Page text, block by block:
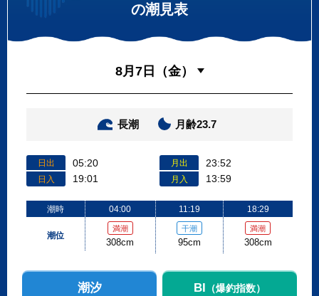
の潮見表
長潮 月齢23.7
日出 05:20
日入 19:01
月出 23:52
月入 13:59
潮時
潮位
04:00
満潮
308cm
11:19
干潮
95cm
18:29
満潮
308cm
潮汐 BI （爆釣指数）